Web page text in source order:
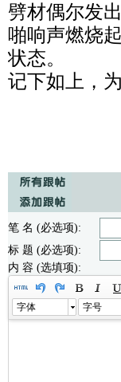
劈材偶尔发
啪响声燃烧
状态。
记下如上，
笔 名 (必选项):
标 题 (必选项):
内 容 (选填项):
字体 字号